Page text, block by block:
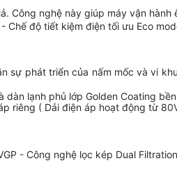
nghệ này giúp máy vận
phát triển của nấm mốc và vi
riêng ( Dải điện áp hoạt động từ